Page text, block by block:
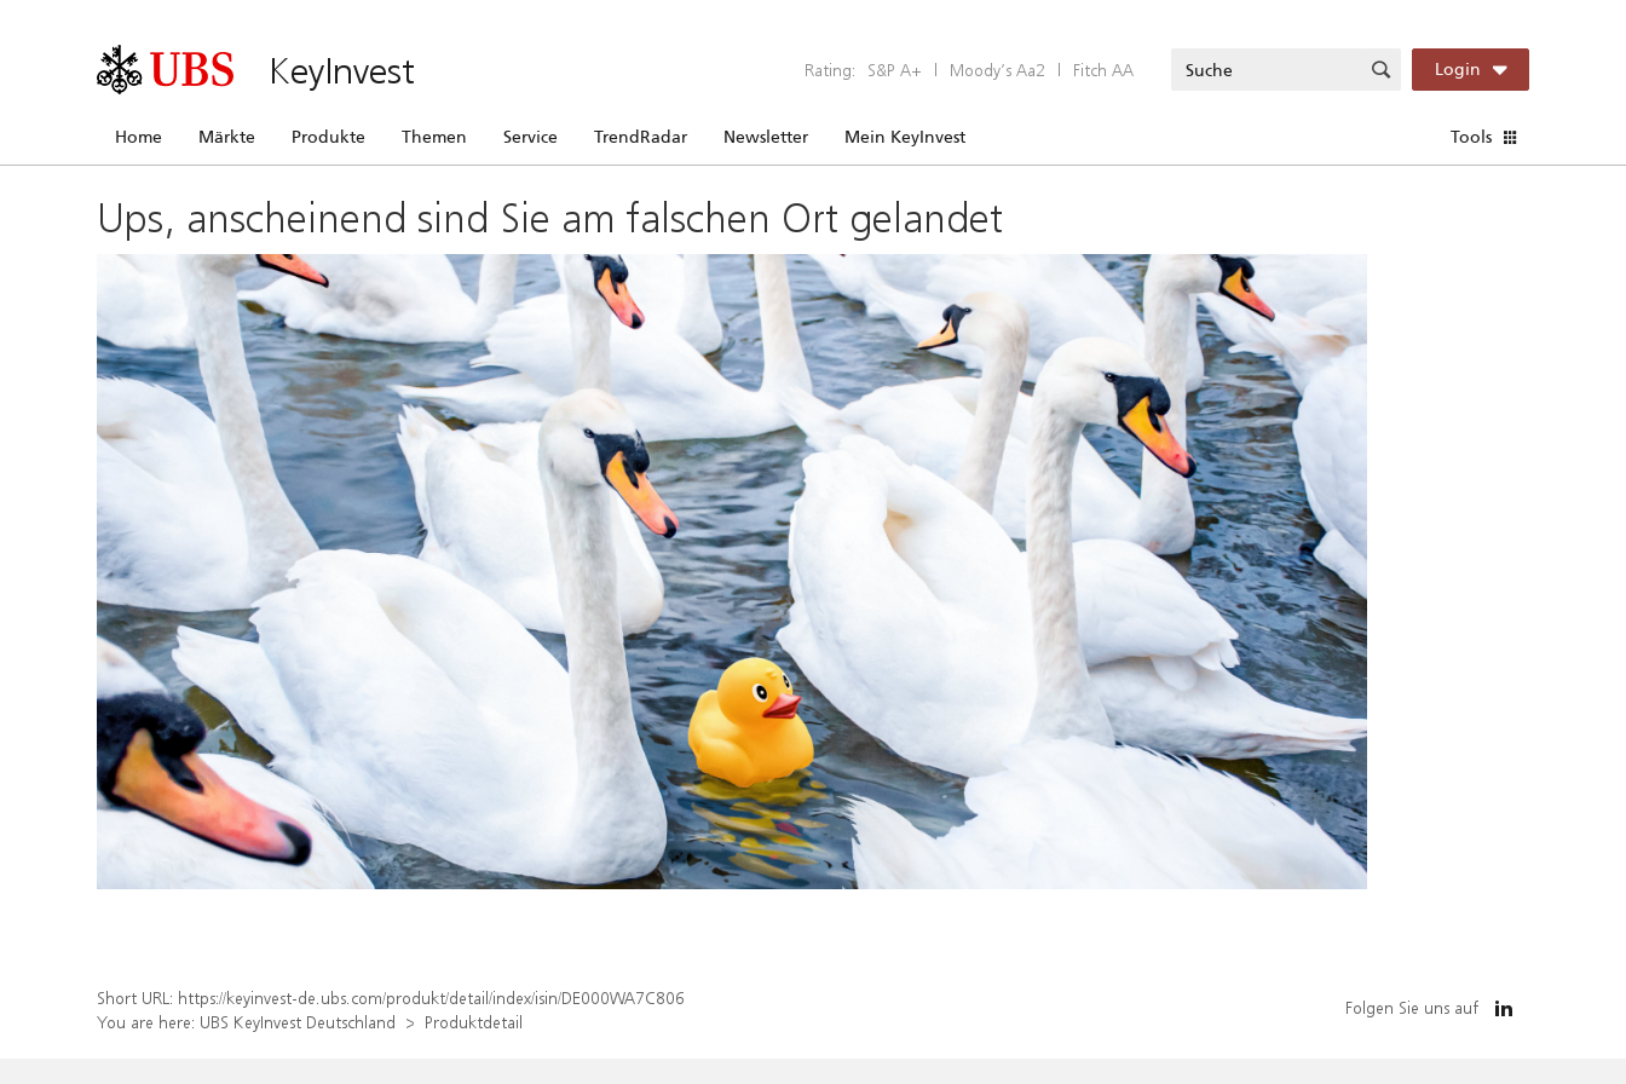
KeyInvest Rating: S&P A+ | Moody’s Aa2 | Fitch AA Login
Home Märkte Produkte Themen Service TrendRadar Newsletter Mein KeyInvest Tools
Ups, anscheinend sind Sie am falschen Ort gelandet
Short URL: https://keyinvest-de.ubs.com/produkt/detail/index/isin/DE000WA7C806
You are here: UBS KeyInvest Deutschland Produktdetail
Folgen Sie uns auf